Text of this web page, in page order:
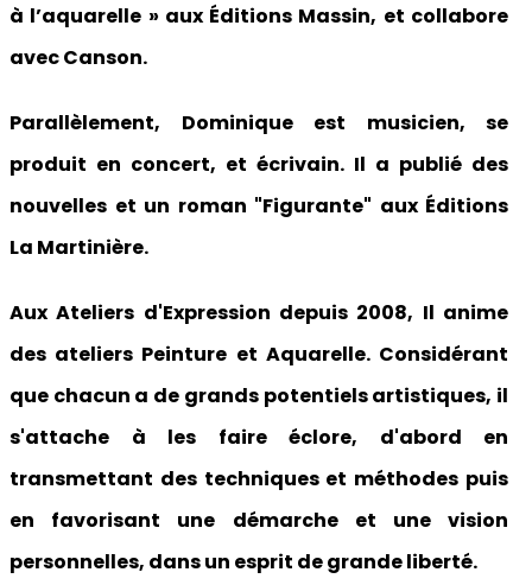
à l’aquarelle » aux Éditions Massin, et collabore
avec Canson.
Parallèlement, Dominique est musicien, se
produit en concert, et écrivain. Il a publié des
nouvelles et un roman "Figurante" aux Éditions
La Martinière.
Aux Ateliers d'Expression depuis 2008, Il anime
des ateliers Peinture et Aquarelle. Considérant
que chacun a de grands potentiels artistiques, il
s'attache à les faire éclore, d'abord en
transmettant des techniques et méthodes puis
en favorisant une démarche et une vision
personnelles, dans un esprit de grande liberté.